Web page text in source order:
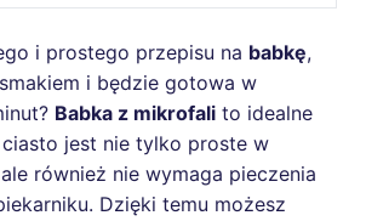
i prostego przepisu na babkę,
i będzie gotowa w
Babka z mikrofali to idealne
jest nie tylko proste w
również nie wymaga pieczenia
Dzięki temu możesz